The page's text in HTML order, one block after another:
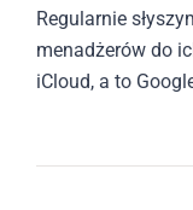
Regularnie
menadżerów do
iCloud, a to